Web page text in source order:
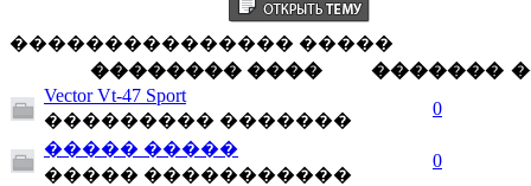
��������������� �����
�������� ����
�������
Vector Vt-47 Sport
��������� �������
0
����� �����
����� �����������
0